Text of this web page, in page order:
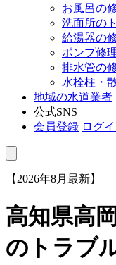
お風呂の
洗面所の
給湯器の
ポンプ修
排水管の
水栓柱・
地域の水道業者
公式SNS
会員登録 ログ
【2026年8月最新】
高知県高
のトラブ